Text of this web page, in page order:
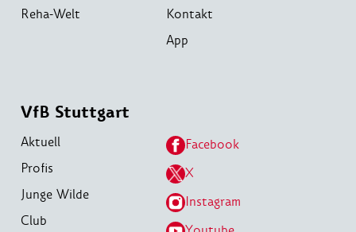
Reha-Welt
Kontakt
App
VfB Stuttgart
Aktuell
Profis
Junge Wilde
Club
Facebook
X
Instagram